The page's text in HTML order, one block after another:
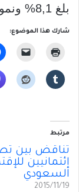
بلغ 8,1%
شارك هذا الموضوع:
مرتبط
تناقض بين
إئتمانيين
السعودي
2015/11/19